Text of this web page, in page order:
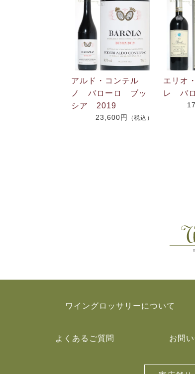
アルド・コンテル
ノ バローロ ブッ
シア 2019
23,600円 （税込）
エリオ
レ バ
ワイングロッサリーについて
よくあるご質問 お問